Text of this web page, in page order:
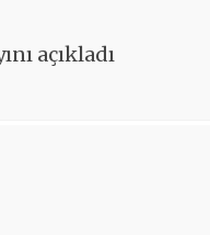
açıkladı